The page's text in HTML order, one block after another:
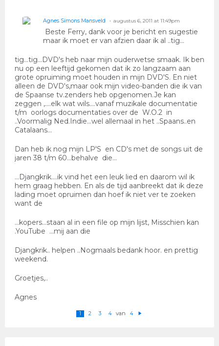
Agnes Simons Mansveld augustus 6, 2011 at 11:49pm
Beste Ferry, dank voor je bericht en sugestie
maar ik moet er van afzien daar ik al ..tig...
tig...tig...DVD's heb naar mijn ouderwetse smaak. Ik ben
nu op een leeftijd gekomen dat ik zo langzaam aan
grote opruiming moet houden in mijn DVD'S. En niet
alleen de DVD's,maar ook mijn video-banden die ik van
de Spaanse tv.zenders heb opgenomen.Je kan
zeggen ,....elk wat wils....vanaf muzikale documentatie
t/m oorlogs documentaties over de W.O.2 in
..Voormalig Ned.Indie...wel allemaal in het ..Spaans..en
Catalaans...
Dan heb ik nog mijn LP'S en CD's met de songs uit de
jaren 38 t/m 60...behalve die...
...Djangkrik....ik vind het een leuk lied en daarom wil ik
hem graag hebben. En als de tijd aanbreekt dat ik deze
lading moet opruimen dan hoef ik niet ver te zoeken
want de
...kopers...staan al in een file op mijn lijst, Misschien kan
.YouTube ...mij aan die
Djangkrik.. helpen ..Nogmaals bedank hoor. en prettig
weekend.
Groetjes,..
Agnes
1 2 3 4 van 4